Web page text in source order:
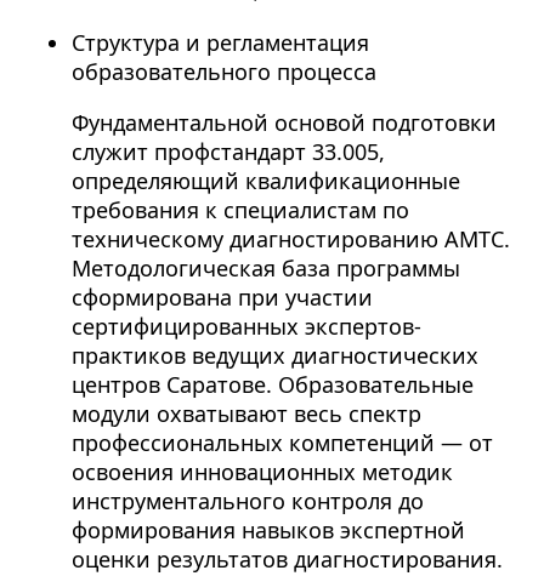
Структура и регламентация
образовательного процесса
Фундаментальной основой подготовки
служит профстандарт 33.005,
определяющий квалификационные
требования к специалистам по
техническому диагностированию АМТС.
Методологическая база программы
сформирована при участии
сертифицированных экспертов-
практиков ведущих диагностических
центров Саратове. Образовательные
модули охватывают весь спектр
профессиональных компетенций — от
освоения инновационных методик
инструментального контроля до
формирования навыков экспертной
оценки результатов диагностирования.